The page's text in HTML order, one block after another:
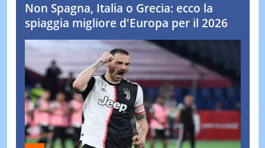
Non Spagna, Italia o Grecia: ecco la
spiaggia migliore d'Europa per il 2026